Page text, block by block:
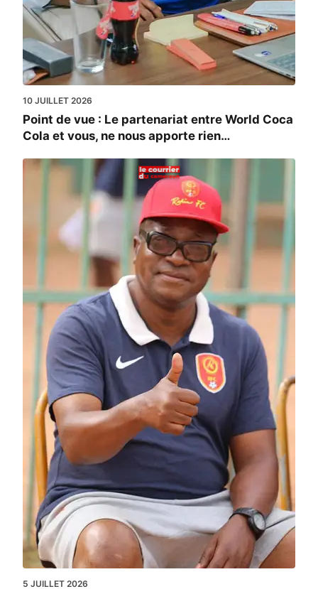
10 JUILLET 2026
Point de vue : Le partenariat entre World Coca
Cola et vous, ne nous apporte rien…
5 JUILLET 2026